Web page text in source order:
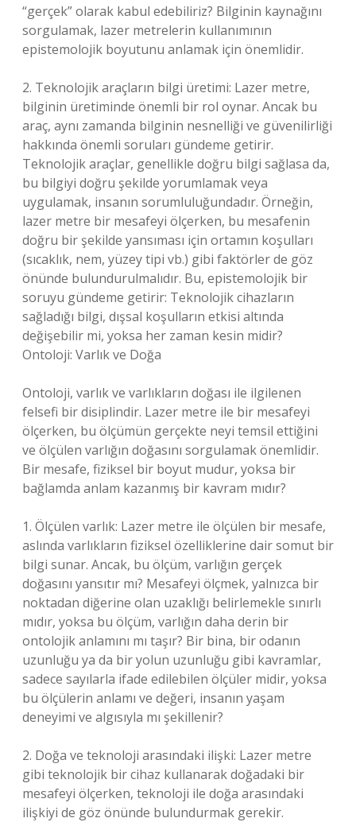
“gerçek” olarak kabul edebiliriz? Bilginin kaynağını
sorgulamak, lazer metrelerin kullanımının
epistemolojik boyutunu anlamak için önemlidir.
2. Teknolojik araçların bilgi üretimi: Lazer metre,
bilginin üretiminde önemli bir rol oynar. Ancak bu
araç, aynı zamanda bilginin nesnelliği ve güvenilirliği
hakkında önemli soruları gündeme getirir.
Teknolojik araçlar, genellikle doğru bilgi sağlasa da,
bu bilgiyi doğru şekilde yorumlamak veya
uygulamak, insanın sorumluluğundadır. Örneğin,
lazer metre bir mesafeyi ölçerken, bu mesafenin
doğru bir şekilde yansıması için ortamın koşulları
(sıcaklık, nem, yüzey tipi vb.) gibi faktörler de göz
önünde bulundurulmalıdır. Bu, epistemolojik bir
soruyu gündeme getirir: Teknolojik cihazların
sağladığı bilgi, dışsal koşulların etkisi altında
değişebilir mi, yoksa her zaman kesin midir?
Ontoloji: Varlık ve Doğa
Ontoloji, varlık ve varlıkların doğası ile ilgilenen
felsefi bir disiplindir. Lazer metre ile bir mesafeyi
ölçerken, bu ölçümün gerçekte neyi temsil ettiğini
ve ölçülen varlığın doğasını sorgulamak önemlidir.
Bir mesafe, fiziksel bir boyut mudur, yoksa bir
bağlamda anlam kazanmış bir kavram mıdır?
1. Ölçülen varlık: Lazer metre ile ölçülen bir mesafe,
aslında varlıkların fiziksel özelliklerine dair somut bir
bilgi sunar. Ancak, bu ölçüm, varlığın gerçek
doğasını yansıtır mı? Mesafeyi ölçmek, yalnızca bir
noktadan diğerine olan uzaklığı belirlemekle sınırlı
mıdır, yoksa bu ölçüm, varlığın daha derin bir
ontolojik anlamını mı taşır? Bir bina, bir odanın
uzunluğu ya da bir yolun uzunluğu gibi kavramlar,
sadece sayılarla ifade edilebilen ölçüler midir, yoksa
bu ölçülerin anlamı ve değeri, insanın yaşam
deneyimi ve algısıyla mı şekillenir?
2. Doğa ve teknoloji arasındaki ilişki: Lazer metre
gibi teknolojik bir cihaz kullanarak doğadaki bir
mesafeyi ölçerken, teknoloji ile doğa arasındaki
ilişkiyi de göz önünde bulundurmak gerekir.